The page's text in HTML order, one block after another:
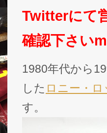
Twitterにて
確認下さい
1980年代から
した ロニー・ロ
す。